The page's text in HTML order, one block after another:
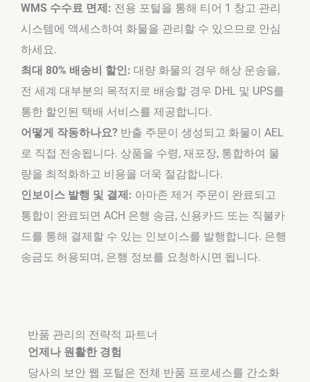
WMS 수수료 면제: 전용 포털을 통해 티어 1 창고 관리
시스템에 액세스하여 화물을 관리할 수 있으므로 안심
하세요.
최대 80% 배송비 할인: 대량 화물의 경우 해상 운송을,
전 세계 대부분의 목적지로 배송할 경우 DHL 및 UPS를
통한 할인된 택배 서비스를 제공합니다.
어떻게 작동하나요? 반출 주문이 생성되고 화물이 AEL
로 직접 전송됩니다. 상품을 수령, 재포장, 통합하여 물
량을 최적화하고 비용을 더욱 절감합니다.
인보이스 발행 및 결제: 아마존 제거 주문이 완료되고
통합이 완료되면 ACH 은행 송금, 신용카드 또는 직불카
드를 통해 결제할 수 있는 인보이스를 발행합니다. 은행
송금도 허용되며, 은행 정보를 요청하시면 됩니다.
반품 관리의 전략적 파트너
언제나 원활한 경험
당사의 보안 웹 포털은 전체 반품 프로세스를 간소화